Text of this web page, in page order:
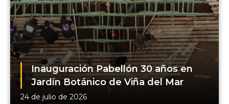
Inauguración Pabellón 30 años en
Jardín Botánico de Viña del Mar
24 de julio de 2026